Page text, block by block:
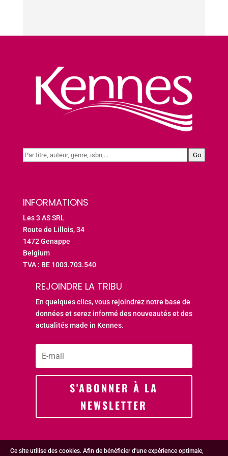
Go
INFORMATIONS
Les 3 AS SRL
Route de Lillois, 34
1472 Genappe
Belgium
TVA : BE 1003.703.540
REJOINDRE LA TRIBU
En quelques clics, vous rejoindrez notre base de
données et serez informé des nouveautés et des
actualités made in Kennes.
S'ABONNER À LA
NEWSLETTER
Ce site utilise des cookies. Afin de bénéficier d'une expérience optimale,